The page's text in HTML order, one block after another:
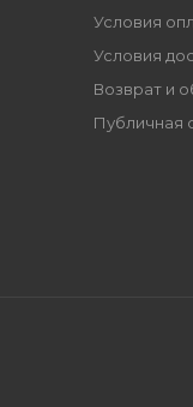
Условия
Условия
Возврат и
Публичная